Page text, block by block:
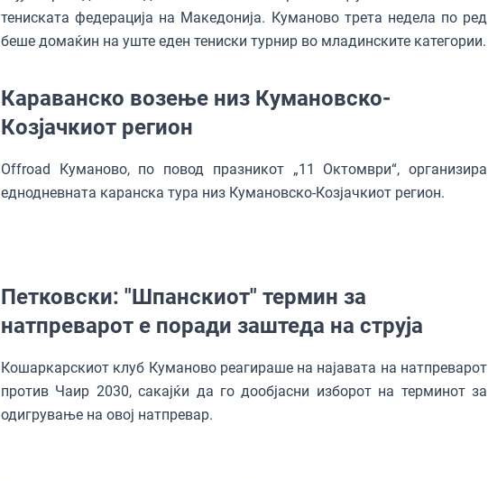
тениската федерација на Македонија. Куманово трета недела по ред
беше домаќин на уште еден тениски турнир во младинските категории.
Караванско возење низ Кумановско-
Козјачкиот регион
Offroad Куманово, по повод празникот „11 Октомври“, организира
еднодневната каранска тура низ Кумановско-Козјачкиот регион.
Петковски: "Шпанскиот" термин за
натпреварот е поради заштеда на струја
Кошаркарскиот клуб Куманово реагираше на најавата на натпреварот
против Чаир 2030, сакајќи да го дообјасни изборот на терминот за
одигрување на овој натпревар.